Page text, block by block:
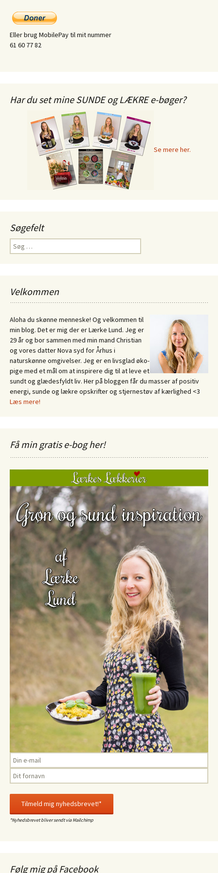
Eller brug MobilePay til mit nummer
61 60 77 82
Har du set mine SUNDE og LÆKRE e-bøger?
Se mere her.
Søgefelt
Søg
efter:
Velkommen
Aloha du skønne menneske! Og velkommen til
min blog. Det er mig der er Lærke Lund. Jeg er
29 år og bor sammen med min mand Christian
og vores datter Nova syd for Århus i
naturskønne omgivelser. Jeg er en livsglad øko-
pige med et mål om at inspirere dig til at leve et
sundt og glædesfyldt liv. Her på bloggen får du masser af positiv
energi, sunde og lækre opskrifter og stjernestøv af kærlighed <3
Læs mere!
Få min gratis e-bog her!
*Nyhedsbrevet bliver sendt via Mailchimp
Følg mig på Facebook